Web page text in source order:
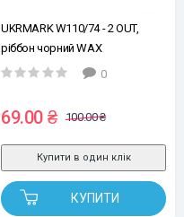
UKRMARK W110/74 - 2 OUT,
ріббон чорний WAX
100mm*74m, намотка OUT, 2
0
69.00 ₴ 100.00 ₴
КУПИТИ
Купити в один клік